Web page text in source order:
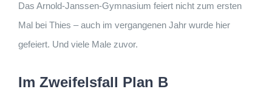
Das Arnold-Janssen-Gymnasium feiert nicht zum ersten
Mal bei Thies – auch im vergangenen Jahr wurde hier
gefeiert. Und viele Male zuvor.
Im Zweifelsfall Plan B